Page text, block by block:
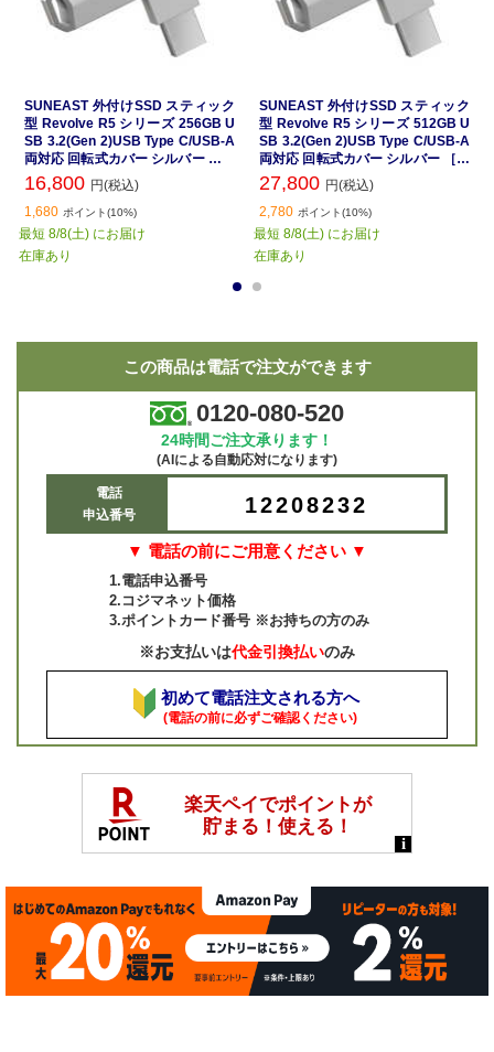
SUNEAST 外付けSSD スティック
型 Revolve R5 シリーズ 256GB U
SB 3.2(Gen 2)USB Type C/USB-A
両対応 回転式カバー シルバー ［ポ
ータブル型］ SE-PS0256G2LO1S
F
16,800 円(税込)
1,680 ポイント(10%)
最短 8/8(土) にお届け
在庫あり
SUNEAST 外付けSSD スティック
型 Revolve R5 シリーズ 512GB U
SB 3.2(Gen 2)USB Type C/USB-A
両対応 回転式カバー シルバー ［ポ
ータブル型］ SE-PS0512G2LO1S
F
27,800 円(税込)
2,780 ポイント(10%)
最短 8/8(土) にお届け
在庫あり
この商品は電話で注文ができます
0120-080-520
24時間ご注文承ります！
(AIによる自動応対になります)
電話
申込番号
12208232
▼ 電話の前にご用意ください ▼
1.電話申込番号
2.コジマネット価格
3.ポイントカード番号 ※お持ちの方のみ
※お支払いは代金引換払いのみ
初めて電話注文される方へ
(電話の前に必ずご確認ください)